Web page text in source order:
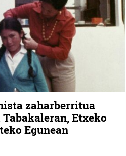
zaharberritua
Etxeko
Egunean